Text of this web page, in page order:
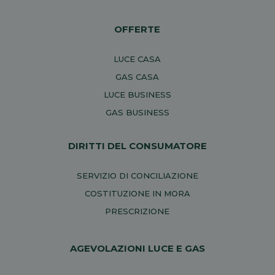
OFFERTE
LUCE CASA
GAS CASA
LUCE BUSINESS
GAS BUSINESS
DIRITTI DEL CONSUMATORE
SERVIZIO DI CONCILIAZIONE
COSTITUZIONE IN MORA
PRESCRIZIONE
AGEVOLAZIONI LUCE E GAS